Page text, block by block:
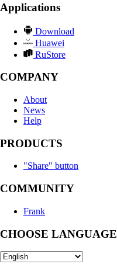
Applications
Download
Huawei
RuStore
COMPANY
About
News
Help
PRODUCTS
"Share" button
COMMUNITY
Frank
CHOOSE LANGUAGE